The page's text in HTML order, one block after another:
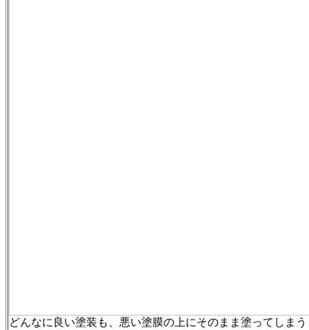
どんなに良い塗装も、悪い塗膜の上にそのまま塗ってしま